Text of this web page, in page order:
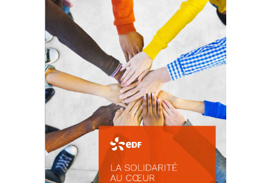
18 septembre 2023
FEUILLETER